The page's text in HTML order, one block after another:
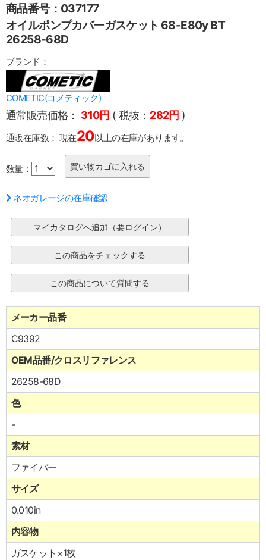
商品番号：037177
オイルポンプカバーガスケット 68-E80y BT
26258-68D
ブランド：
COMETIC(コメティック)
通常販売価格： 310円 ( 税抜： 282円 )
通販在庫数： 現在20以上の在庫があります。
数量：
ネオガレージの在庫確認
メーカー品番
C9392
OEM品番/クロスリファレンス
26258-68D
色
-
素材
ファイバー
サイズ
0.010in
内容物
ガスケット×1枚